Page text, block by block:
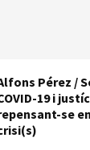
Pérez /
19 i
se